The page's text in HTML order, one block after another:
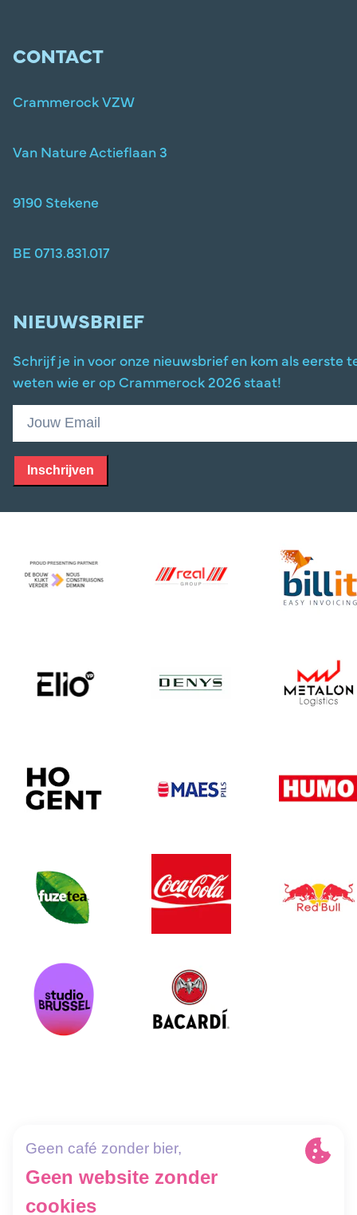
CONTACT
Crammerock VZW
Van Nature Actieflaan 3
9190 Stekene
BE 0713.831.017
NIEUWSBRIEF
Schrijf je in voor onze nieuwsbrief en kom als eerste
weten wie er op Crammerock 2026 staat!
Inschrijven